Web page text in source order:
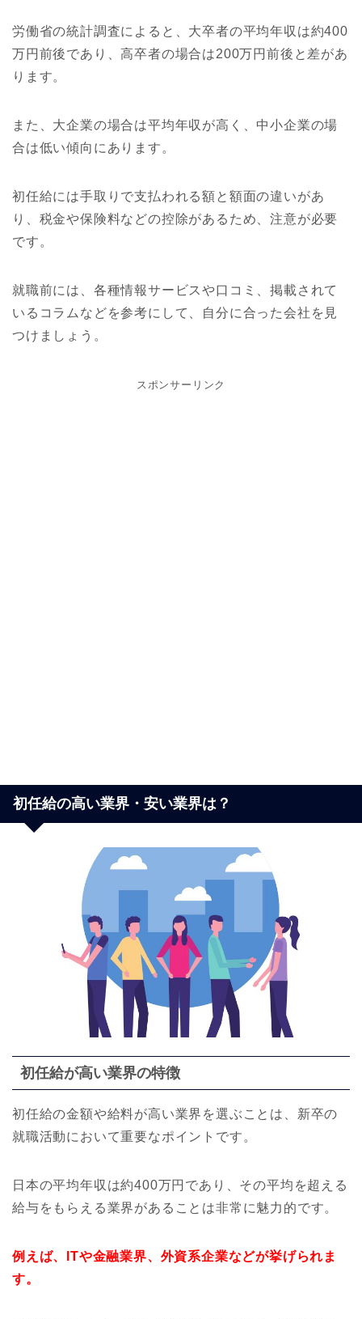
労働省の統計調査によると、大卒者の平均年収は約400
万円前後であり、高卒者の場合は200万円前後と差があ
ります。
また、大企業の場合は平均年収が高く、中小企業の場
合は低い傾向にあります。
初任給には手取りで支払われる額と額面の違いがあ
り、税金や保険料などの控除があるため、注意が必要
です。
就職前には、各種情報サービスや口コミ、掲載されて
いるコラムなどを参考にして、自分に合った会社を見
つけましょう。
スポンサーリンク
初任給の高い業界・安い業界は？
初任給が高い業界の特徴
初任給の金額や給料が高い業界を選ぶことは、新卒の
就職活動において重要なポイントです。
日本の平均年収は約400万円であり、その平均を超える
給与をもらえる業界があることは非常に魅力的です。
例えば、ITや金融業界、外資系企業などが挙げられま
す。